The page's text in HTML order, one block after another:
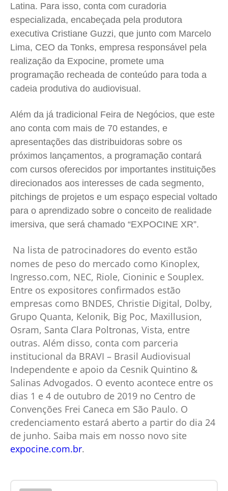
Latina. Para isso, conta com curadoria
especializada, encabeçada pela produtora
executiva Cristiane Guzzi, que junto com Marcelo
Lima, CEO da Tonks, empresa responsável pela
realização da Expocine, promete uma
programação recheada de conteúdo para toda a
cadeia produtiva do audiovisual.
Além da já tradicional Feira de Negócios, que este
ano conta com mais de 70 estandes, e
apresentações das distribuidoras sobre os
próximos lançamentos, a programação contará
com cursos oferecidos por importantes instituições
direcionados aos interesses de cada segmento,
pitchings de projetos e um espaço especial voltado
para o aprendizado sobre o conceito de realidade
imersiva, que será chamado “EXPOCINE XR”.
Na lista de patrocinadores do evento estão
nomes de peso do mercado como Kinoplex,
Ingresso.com, NEC, Riole, Cioninic e Souplex.
Entre os expositores confirmados estão
empresas como BNDES, Christie Digital, Dolby,
Grupo Quanta, Kelonik, Big Poc, Maxillusion,
Osram, Santa Clara Poltronas, Vista, entre
outras. Além disso, conta com parceria
institucional da BRAVI – Brasil Audiovisual
Independente e apoio da Cesnik Quintino &
Salinas Advogados. O evento acontece entre os
dias 1 e 4 de outubro de 2019 no Centro de
Convenções Frei Caneca em São Paulo. O
credenciamento estará aberto a partir do dia 24
de junho. Saiba mais em nosso novo site
expocine.com.br.